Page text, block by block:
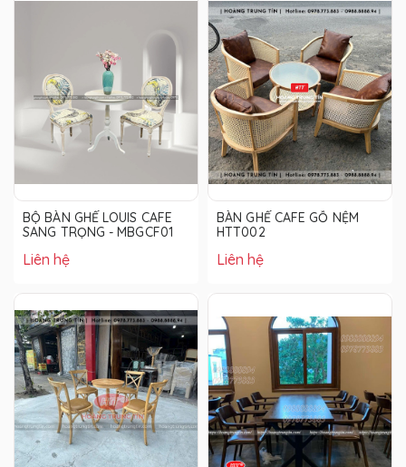
BỘ BÀN GHẾ LOUIS CAFE
SANG TRỌNG - MBGCF01
Liên hệ
BÀN GHẾ CAFE GỖ NỆM
HTT002
Liên hệ